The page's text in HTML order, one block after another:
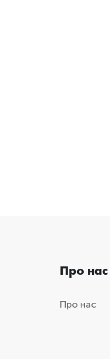
Про нас
Про нас